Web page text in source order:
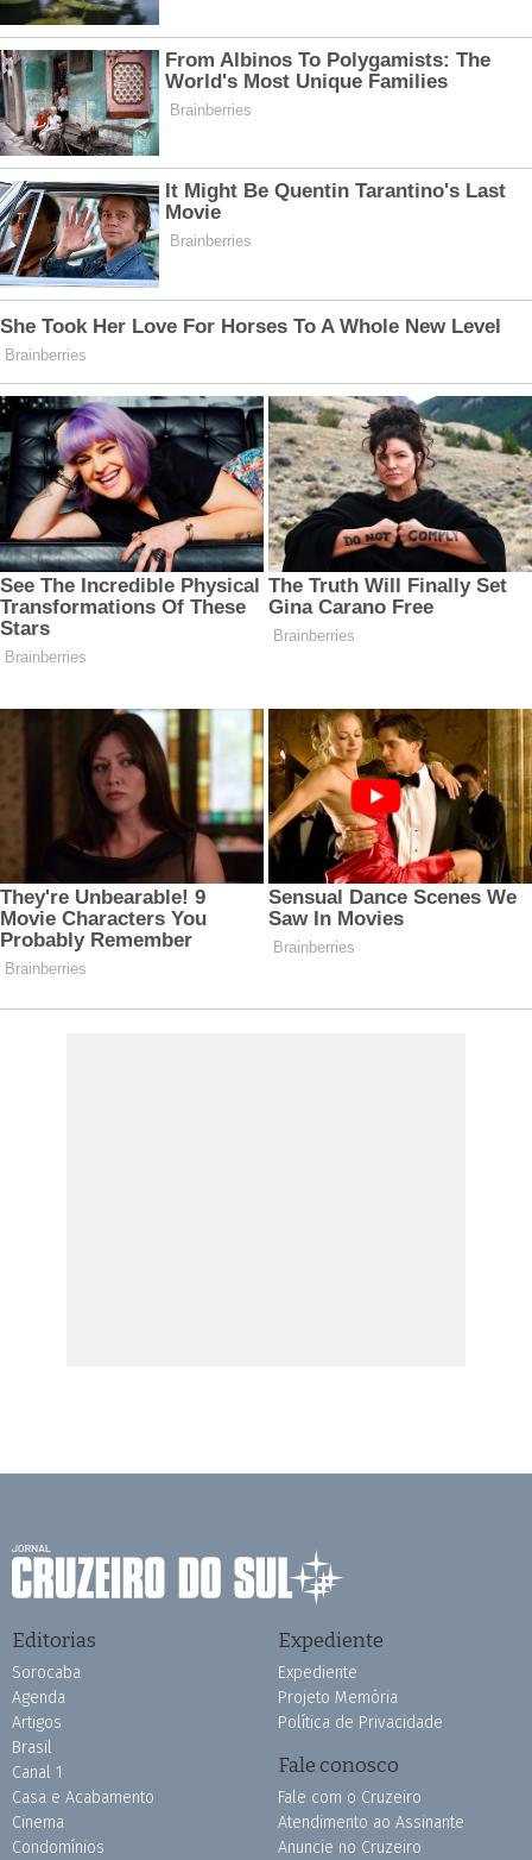
Editorias
Sorocaba
Agenda
Artigos
Brasil
Canal 1
Casa e Acabamento
Cinema
Condomínios
Expediente
Expediente
Projeto Memória
Política de Privacidade
Fale conosco
Fale com o Cruzeiro
Atendimento ao Assinante
Anuncie no Cruzeiro